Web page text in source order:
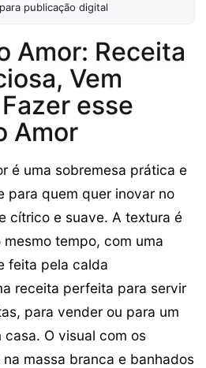
publicação digital
Amor: Receita
Vem
esse
Amor
é uma sobremesa prática e
para quem quer inovar no
cítrico e suave. A textura é
tempo, com uma
feita pela calda
receita perfeita para servir
para vender ou para um
O visual com os
massa branca e banhados